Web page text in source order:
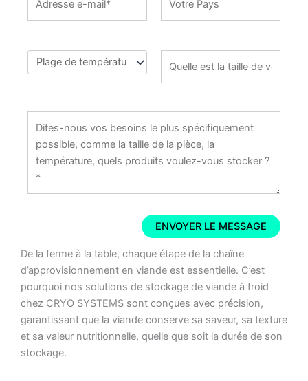
De la ferme à la table, chaque étape de la chaîne
d’approvisionnement en viande est essentielle. C’est
pourquoi nos solutions de stockage de viande à froid
chez CRYO SYSTEMS sont conçues avec précision,
garantissant que la viande conserve sa saveur, sa texture
et sa valeur nutritionnelle, quelle que soit la durée de son
stockage.